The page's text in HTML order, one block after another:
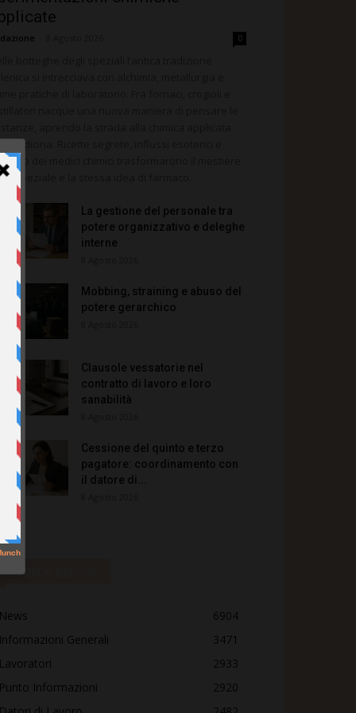
0
medicina. Ricette segrete, influssi esoterici e
dei medici chimici trasformarono il mestiere
speziale e la stessa idea di farmaco.
La gestione del personale tra
potere organizzativo e deleghe
interne
Mobbing, straining e abuso del
potere gerarchico
Clausole vessatorie nel
contratto di lavoro e loro
sanabilità
Cessione del quinto e terzo
pagatore: coordinamento con
il datore di...
popolari
News
6904
Informazioni Generali
3471
Lavoratori
2933
Punto Informazioni
2920